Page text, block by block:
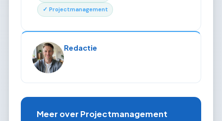
✓ Projectmanagement
Redactie
Meer over Projectmanagement